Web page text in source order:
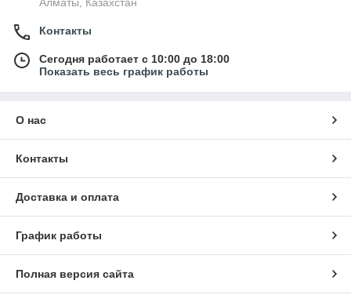
Алматы, Казахстан
Контакты
Сегодня работает с 10:00 до 18:00
Показать весь график работы
О нас
Контакты
Доставка и оплата
График работы
Полная версия сайта